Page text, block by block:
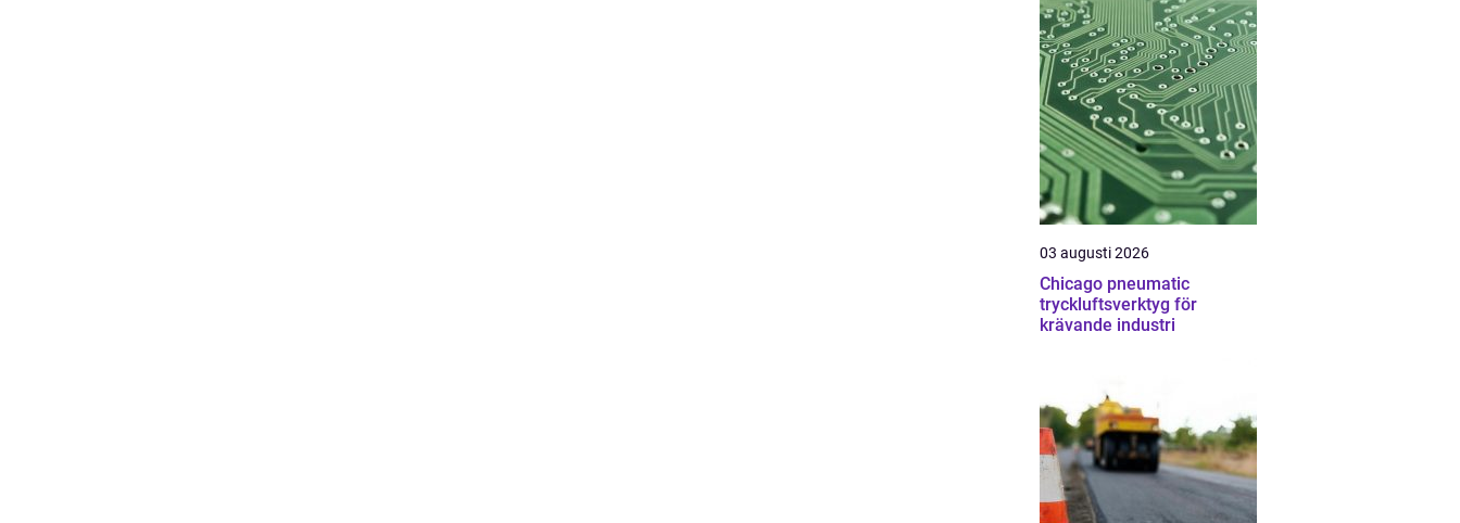
03 augusti 2026
Chicago pneumatic
tryckluftsverktyg för
krävande industri